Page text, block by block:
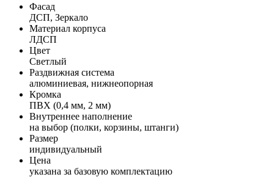
Фасад
ДСП, Зеркало
Материал корпуса
ЛДСП
Цвет
Светлый
Раздвижная система
алюминиевая, нижнеопорная
Кромка
ПВХ (0,4 мм, 2 мм)
Внутреннее наполнение
на выбор (полки, корзины, штанги)
Размер
индивидуальный
Цена
указана за базовую комплектацию